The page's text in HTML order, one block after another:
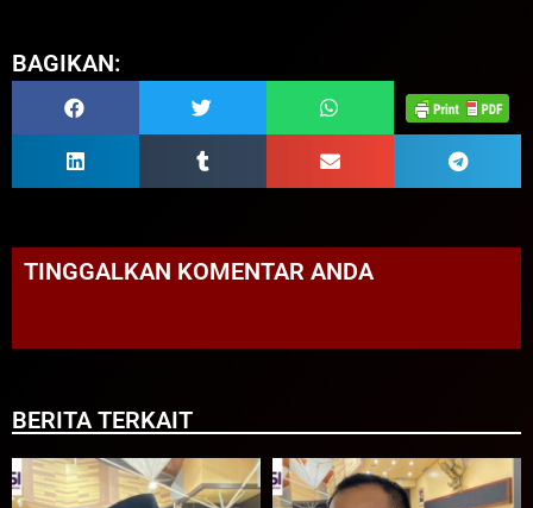
BAGIKAN:
TINGGALKAN KOMENTAR ANDA
BERITA TERKAIT